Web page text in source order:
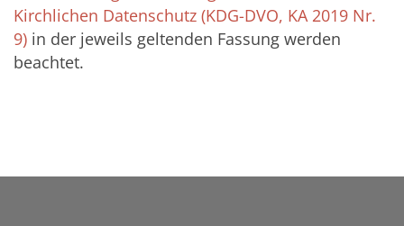
Kirchlichen Datenschutz (KDG-DVO, KA 2019 Nr.
9) in der jeweils geltenden Fassung werden
beachtet.